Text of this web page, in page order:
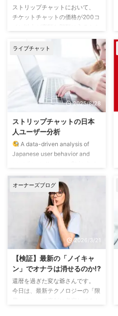
ストリップチャットにおいて、
チケットチャットの価格が200コ
ットチャットの設定上限が200コ
インだったため、それ以上の価格
は『高額』のイメージがあるのか
もしれない。 現在の最高設定
は、1000コインです。 高額チケ
ットチャットが増えていくこと自
体には大賛成です。 ただし、高
められなければ、キャスト、ある
いは部屋単位で信用されなくな
り、ユーザーは離れていくでしょ
う。 つまり、 60コインでも割高
ライブチャット
2025/8/28
ストリップチャットの日本
人ユーザー分析
A data-driven analysis of
Japanese user behavior and
ザー分析｜稼げる戦略と注意点
最近、ストリップチャットには毎
日多くの日本人ユーザーが訪れ、
以前よりも賑やかになっていま
す。 しかし、ユーザーが増えた
からといって、日本人キャスト全
体の収入が増えているとは限ら
ようにも見えます。 本当にそう
なのか―― 今回はデータ ...
オーナーズブログ
2026/3/21
【検証】最新の「ノイキャ
ン」でオナラは消せるのか!?
還暦を過ぎた変な爺さんです。
今日は、最新テクノロジーの「限